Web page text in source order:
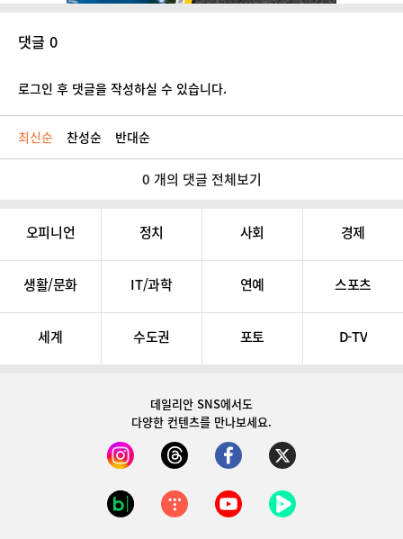
댓글 0
로그인 후 댓글을 작성하실 수 있습니다.
최신순 찬성순 반대순
0 개의 댓글 전체보기
오피니언 정치 사회 경제
생활/문화 IT/과학 연예 스포츠
세계 수도권 포토 D-TV
데일리안 SNS에서도
다양한 컨텐츠를 만나보세요.